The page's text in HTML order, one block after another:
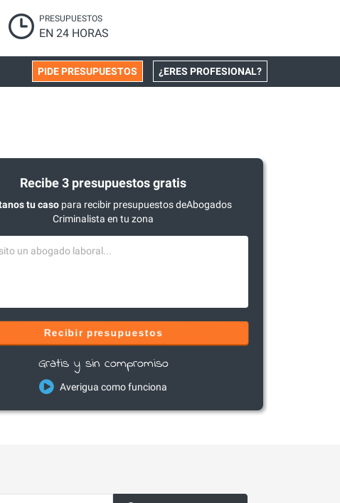
PRESUPUESTOS
EN 24 HORAS
¿ERES PROFESIONAL?
PIDE PRESUPUESTOS
Recibe 3 presupuestos gratis
tu casopara recibir presupuestos deAbogados
Criminalista en tu zona
Recibir presupuestos
Gratis y sin compromiso
Averigua como funciona